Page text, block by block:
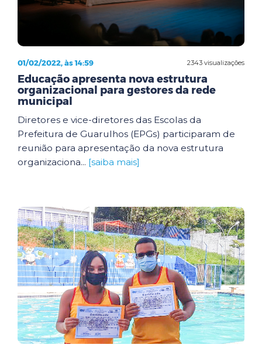
2343 visualizações
01/02/2022, às 14:59
Educação apresenta nova estrutura
organizacional para gestores da rede
municipal
Diretores e vice-diretores das Escolas da
Prefeitura de Guarulhos (EPGs) participaram de
reunião para apresentação da nova estrutura
organizaciona... [saiba mais]